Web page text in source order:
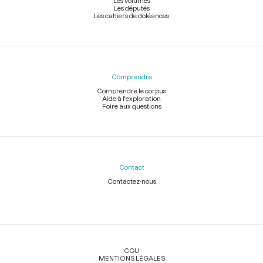
Les députés
Les cahiers de doléances
Comprendre
Comprendre le corpus
Aide à l'exploration
Foire aux questions
Contact
Contactez-nous
Légal
CGU
MENTIONS LÉGALES